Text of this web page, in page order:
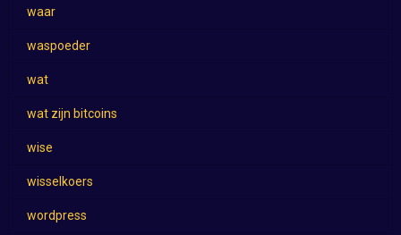
waar
waspoeder
wat
wat zijn bitcoins
wise
wisselkoers
wordpress